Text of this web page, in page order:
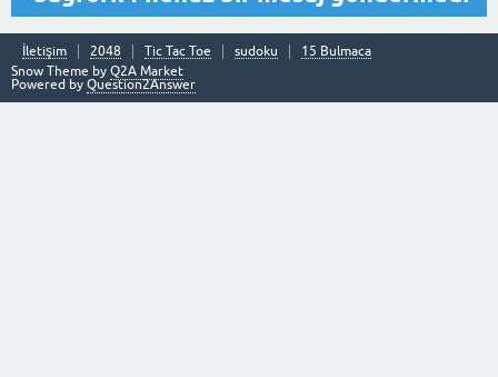
İletişim 2048 Tic Tac Toe sudoku
15 Bulmaca
Snow Theme by Q2A Market
Powered by Question2Answer